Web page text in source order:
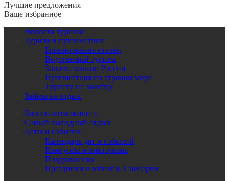
Лучшие предложения
Ваше избранное
Новости туризма
Туризм и путешествия
Бронирование отелей
Внутренний туризм
Золотое кольцо России
Путешествия по странам мира
Туристу на заметку
Займы на отдых
Бизнес-возможность
Самый выгодный отдых
Даты и события
Календарь дат и событий
Конкурсы и викторины
Поздравления
Праздники и юбилеи. Сценарии